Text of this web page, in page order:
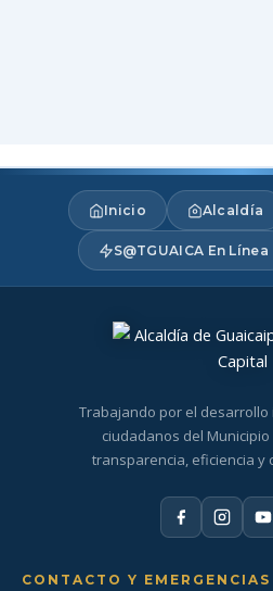
Inicio Alcaldía
S@TGUAICA En Línea
Trabajando por el desarrollo
ciudadanos del
transparencia, eficiencia y
CONTACTO Y EMERGENCIAS